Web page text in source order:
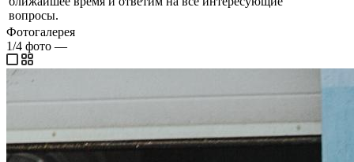
вопросы.
Фотогалерея
1/4 фото —